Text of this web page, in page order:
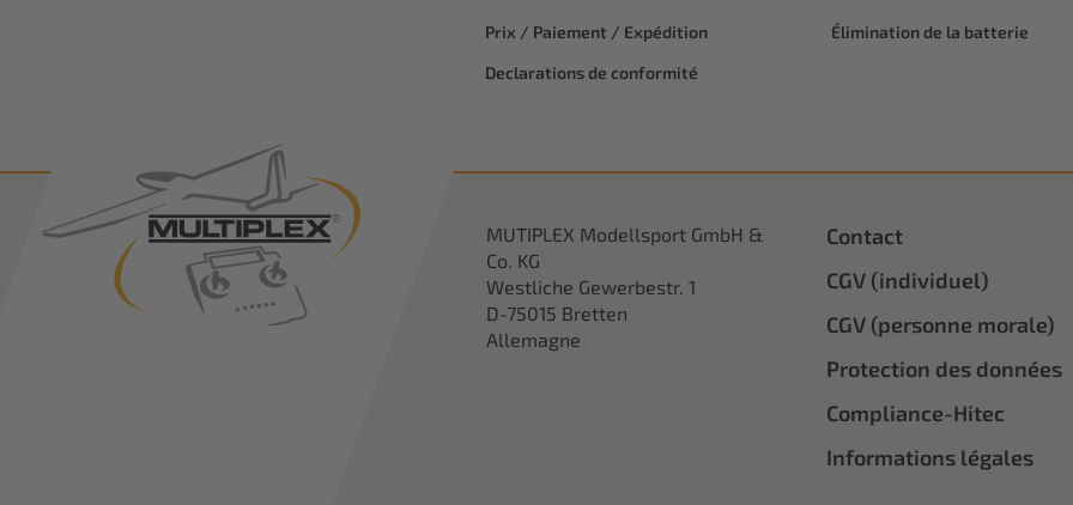
Prix / Paiement / Expédition
Élimination de la batterie
Declarations de conformité
MUTIPLEX Modellsport GmbH &
Co. KG
Westliche Gewerbestr. 1
D-75015 Bretten
Allemagne
Contact
CGV (individuel)
CGV (personne morale)
Protection des données
Compliance-Hitec
Informations légales